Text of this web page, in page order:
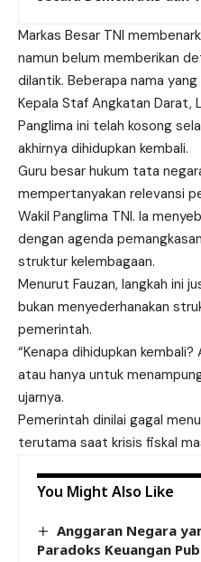
Markas Besar TNI
namun belum memberikan
dilantik. Beberapa nama
Kepala Staf Angkatan Darat,
Panglima ini telah kosong
akhirnya dihidupkan kembali.
Guru besar hukum tata
mempertanyakan relevansi
Wakil Panglima TNI. Ia
dengan agenda
struktur kelembagaan.
Menurut Fauzan, langkah ini
bukan menyederhanakan
pemerintah.
“Kenapa dihidupkan
atau hanya untuk
ujarnya.
Pemerintah dinilai gagal
terutama saat krisis fiskal
You Might Also Like
Anggaran Negara
Paradoks Keuangan